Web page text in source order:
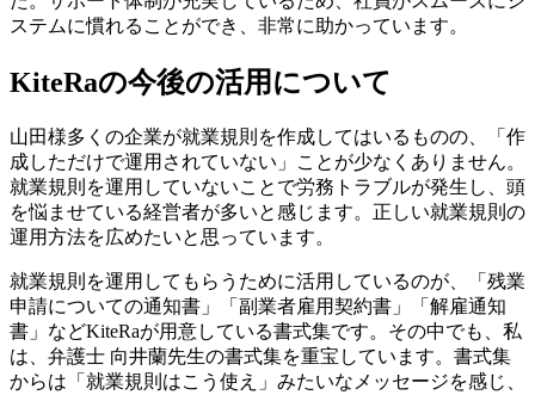
ステムに慣れることができ、非常に助かっています。
KiteRaの今後の活用について
山田様多くの企業が就業規則を作成してはいるものの、「作
成しただけで運用されていない」ことが少なくありません。
就業規則を運用していないことで労務トラブルが発生し、頭
を悩ませている経営者が多いと感じます。正しい就業規則の
運用方法を広めたいと思っています。
就業規則を運用してもらうために活用しているのが、「残業
申請についての通知書」「副業者雇用契約書」「解雇通知
書」などKiteRaが用意している書式集です。その中でも、私
は、弁護士 向井蘭先生の書式集を重宝しています。書式集
からは「就業規則はこう使え」みたいなメッセージを感じ、